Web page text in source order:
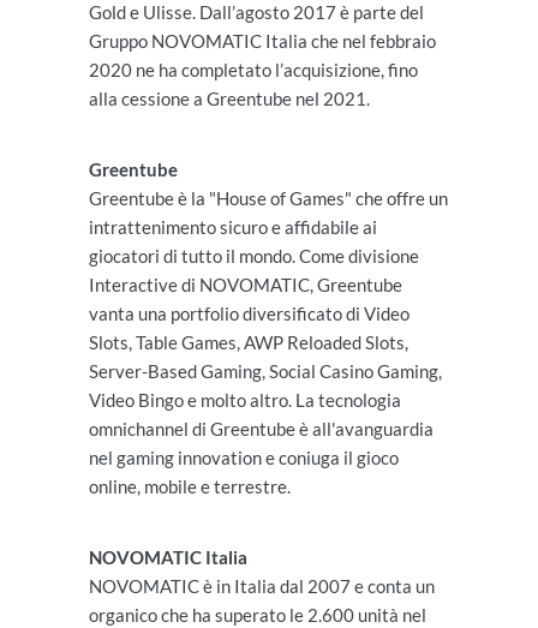
Gold e Ulisse. Dall’agosto 2017 è parte del
Gruppo NOVOMATIC Italia che nel febbraio
2020 ne ha completato l’acquisizione, fino
alla cessione a Greentube nel 2021.
Greentube
Greentube è la "House of Games" che offre un
intrattenimento sicuro e affidabile ai
giocatori di tutto il mondo. Come divisione
Interactive di NOVOMATIC, Greentube
vanta una portfolio diversificato di Video
Slots, Table Games, AWP Reloaded Slots,
Server-Based Gaming, Social Casino Gaming,
Video Bingo e molto altro. La tecnologia
omnichannel di Greentube è all'avanguardia
nel gaming innovation e coniuga il gioco
online, mobile e terrestre.
NOVOMATIC Italia
NOVOMATIC è in Italia dal 2007 e conta un
organico che ha superato le 2.600 unità nel